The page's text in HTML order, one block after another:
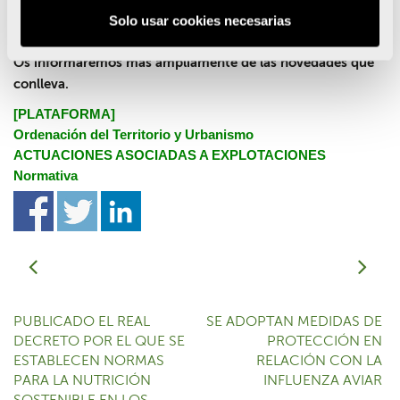
Solo usar cookies necesarias
Os informaremos más ampliamente de las novedades que
conlleva.
[PLATAFORMA]
Ordenación del Territorio y Urbanismo
ACTUACIONES ASOCIADAS A EXPLOTACIONES
Normativa
PUBLICADO EL REAL
DECRETO POR EL QUE SE
ESTABLECEN NORMAS
PARA LA NUTRICIÓN
SE ADOPTAN MEDIDAS DE
PROTECCIÓN EN
RELACIÓN CON LA
INFLUENZA AVIAR